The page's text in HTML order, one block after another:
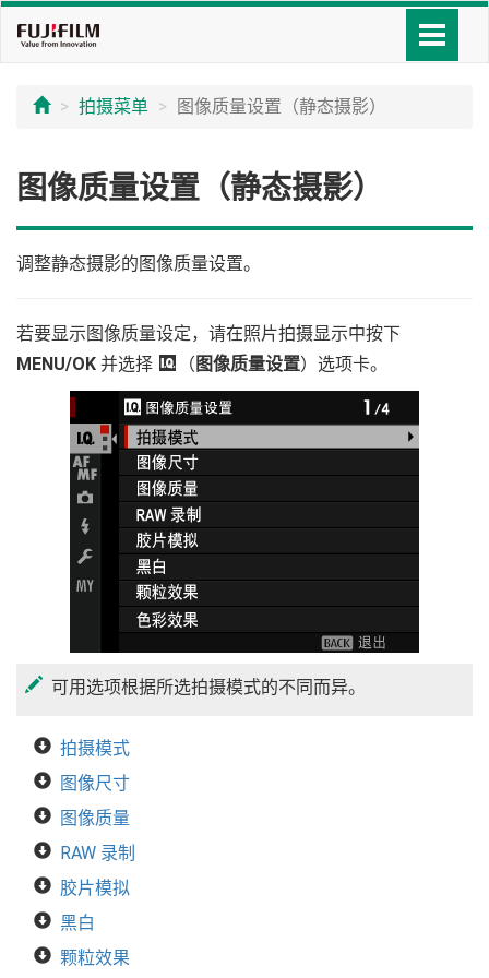
拍摄菜单 图像质量设置（静态摄影）
图像质量设置（静态摄影）
调整静态摄影的图像质量设置。
若要显示图像质量设定，请在照片拍摄显示中按下
MENU/OK 并选择 H （ 图像质量设置）选项卡。
可用选项根据所选拍摄模式的不同而异。
拍摄模式
图像尺寸
图像质量
RAW 录制
胶片模拟
黑白
颗粒效果